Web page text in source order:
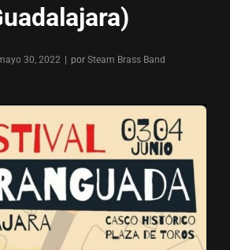
30, 2022 por Byline
Steam Brass Band